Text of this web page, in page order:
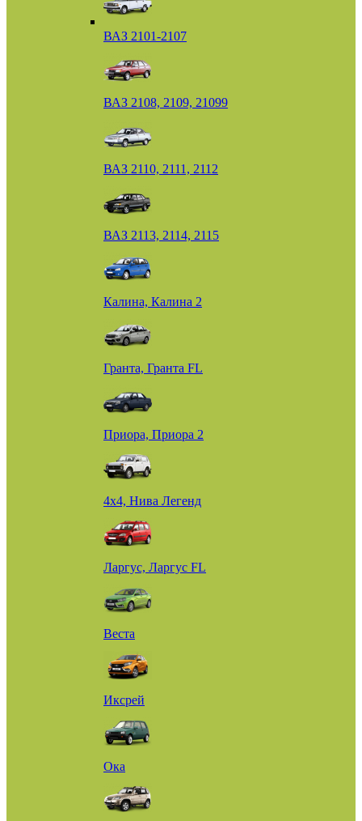
ВАЗ 2101-2107
ВАЗ 2108, 2109, 21099
ВАЗ 2110, 2111, 2112
ВАЗ 2113, 2114, 2115
Калина, Калина 2
Гранта, Гранта FL
Приора, Приора 2
4х4, Нива Легенд
Ларгус, Ларгус FL
Веста
Иксрей
Ока